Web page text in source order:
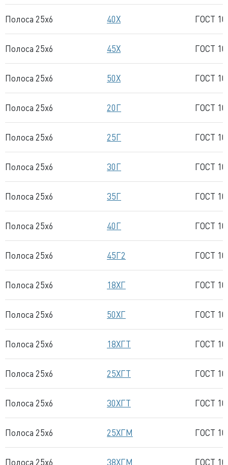
Полоса 25x6 40Х ГОСТ
Полоса 25x6 45Х ГОСТ
Полоса 25x6 50Х ГОСТ
Полоса 25x6 20Г ГОСТ
Полоса 25x6 25Г ГОСТ
Полоса 25x6 30Г ГОСТ
Полоса 25x6 35Г ГОСТ
Полоса 25x6 40Г ГОСТ
Полоса 25x6 45Г2 ГОСТ
Полоса 25x6 18ХГ ГОСТ
Полоса 25x6 50ХГ ГОСТ
Полоса 25x6 18ХГТ ГОСТ
Полоса 25x6 25ХГТ ГОСТ
Полоса 25x6 30ХГТ ГОСТ
Полоса 25x6 25ХГМ ГОСТ
Полоса 25x6 38ХГМ ГОСТ